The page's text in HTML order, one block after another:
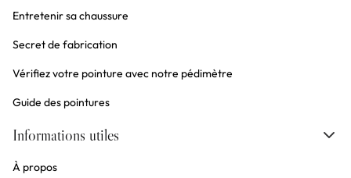
Entretenir sa chaussure
Secret de fabrication
Vérifiez votre pointure avec notre pédimètre
Guide des pointures
Informations utiles
À propos